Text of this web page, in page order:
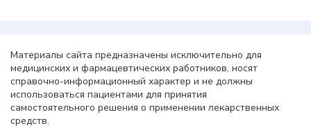
Материалы сайта предназначены исключительно для
медицинских и фармацевтических работников, носят
справочно-информационный характер и не должны
использоваться пациентами для принятия
самостоятельного решения о применении лекарственных
средств.